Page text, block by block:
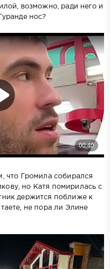
возможно, ради него и
нос?
что Громила собирался
но Катя помирилась с
держится поближе к
не пора ли Элине